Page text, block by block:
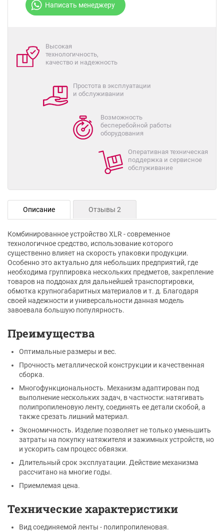
Написать менеджеру
Высокая
технологичность,
качество и надежность
Простота в эксплуатации
и обслуживании
Возможность
бесперебойной работы
оборудования
Оперативная техническая
поддержка и сервисное
обслуживание
Описание Отзывы 2
Комбинированное устройство XLR - современное
технологичное средство, использование которого
существенно влияет на скорость упаковки продукции.
Особенно это актуально для небольших предприятий, где
необходима группировка нескольких предметов, закрепление
товаров на поддонах для дальнейшей транспортировки,
обмотка крупногабаритных материалов и т. д. Благодаря
своей надежности и универсальности данная модель
завоевала большую популярность.
Преимущества
Оптимальные размеры и вес.
Прочность металлической конструкции и качественная
сборка.
Многофункциональность. Механизм адаптирован под
выполнение нескольких задач, в частности: натягивать
полипропиленовую ленту, соединять ее детали скобой, а
также срезать лишний материал.
Экономичность. Изделие позволяет не только уменьшить
затраты на покупку натяжителя и зажимных устройств, но
и ускорить сам процесс обвязки.
Длительный срок эксплуатации. Действие механизма
рассчитано на многие годы.
Приемлемая цена.
Технические характеристики
Вид соединяемой ленты - полипропиленовая.